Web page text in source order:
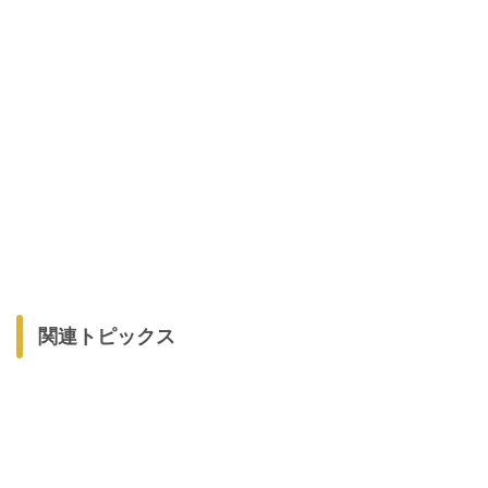
関連トピックス